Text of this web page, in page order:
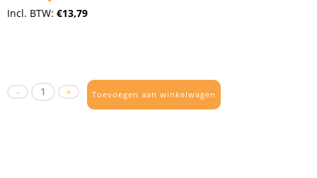
Incl. BTW: €13,79
Toevoegen aan winkelwagen